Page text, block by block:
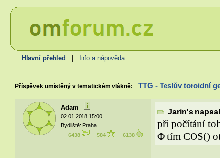
Hlavní přehled Info a nápověda
Příspěvek umístěný v tematickém vlákně: TTG - Teslův toroidní
Adam
02.01.2018 15:00
Bydliště: Praha
6438
584 6138
Jarin's
při počítání
Φ tím COS()